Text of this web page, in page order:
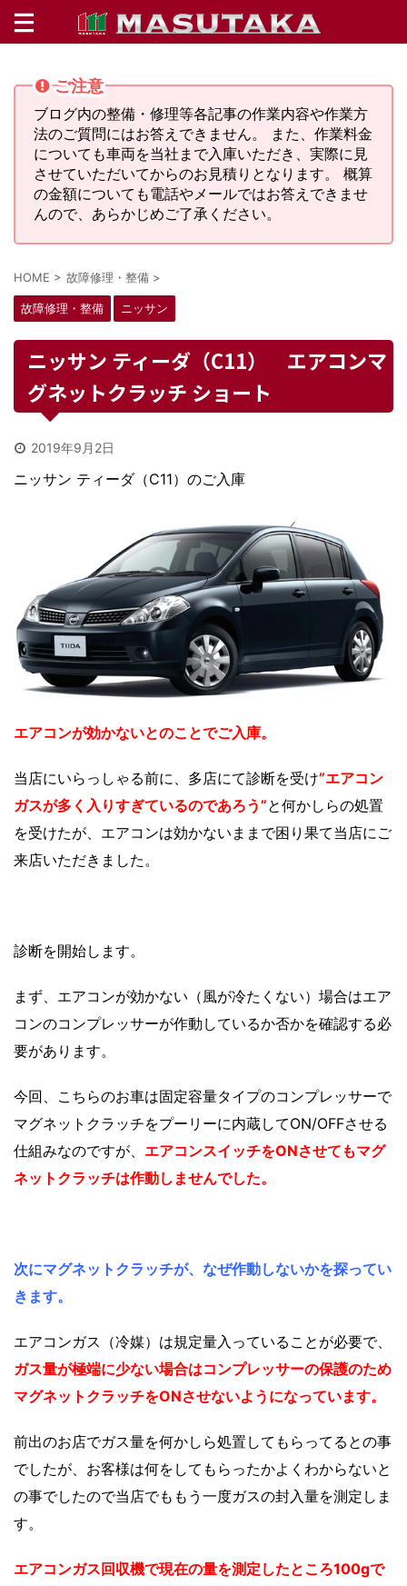
ご注意
ブログ内の整備・修理等各記事の作業内容や作業方
法のご質問にはお答えできません。 また、作業料金
についても車両を当社まで入庫いただき、実際に見
させていただいてからのお見積りとなります。 概算
の金額についても電話やメールではお答えできませ
んので、あらかじめご了承ください。
HOME > 故障修理・整備 >
故障修理・整備 ニッサン
ニッサン ティーダ（C11） エアコンマ
グネットクラッチ ショート
2019年9月2日
ニッサン ティーダ（C11）のご入庫
エアコンが効かないとのことでご入庫。
当店にいらっしゃる前に、多店にて診断を受け”エアコン
ガスが多く入りすぎているのであろう”と何かしらの処置
を受けたが、エアコンは効かないままで困り果て当店にご
来店いただきました。
診断を開始します。
まず、エアコンが効かない（風が冷たくない）場合はエア
コンのコンプレッサーが作動しているか否かを確認する必
要があります。
今回、こちらのお車は固定容量タイプのコンプレッサーで
マグネットクラッチをプーリーに内蔵してON/OFFさせる
仕組みなのですが、 エアコンスイッチをONさせてもマグ
ネットクラッチは作動しませんでした。
次にマグネットクラッチが、なぜ作動しないかを探ってい
きます。
エアコンガス（冷媒）は規定量入っていることが必要で、
ガス量が極端に少ない場合はコンプレッサーの保護のため
マグネットクラッチをONさせないようになっています。
前出のお店でガス量を何かしら処置してもらってるとの事
でしたが、お客様は何をしてもらったかよくわからないと
の事でしたので当店でももう一度ガスの封入量を測定しま
す。
エアコンガス回収機で現在の量を測定したところ100gで